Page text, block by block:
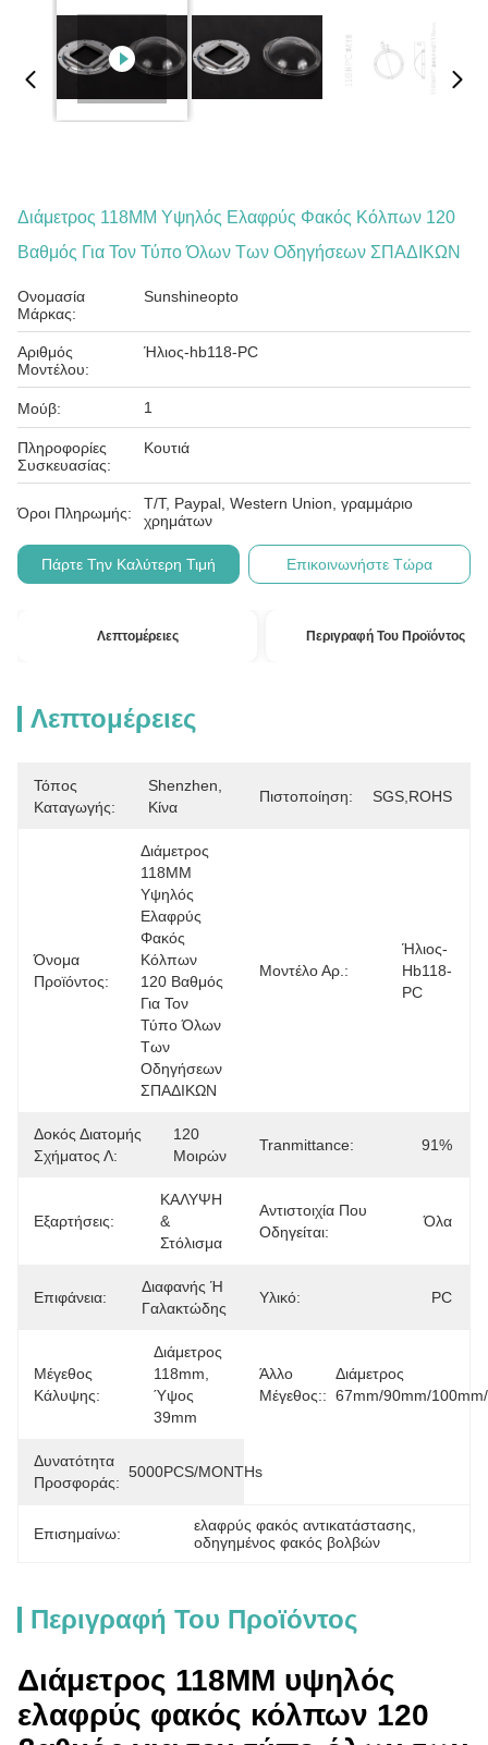
Διάμετρος 118MM Υψηλός Ελαφρύς Φακός Κόλπων 120
Βαθμός Για Τον Τύπο Όλων Των Οδηγήσεων ΣΠΑΔΙΚΩΝ
Ονομασία
Μάρκας:
Sunshineopto
Αριθμός
Μοντέλου:
Ήλιος-hb118-PC
Μούβ: 1
Πληροφορίες
Συσκευασίας:
Κουτιά
Όροι Πληρωμής:
T/T, Paypal, Western Union, γραμμάριο
χρημάτων
Πάρτε Την Καλύτερη Τιμή Επικοινωνήστε Τώρα
Λεπτομέρειες Περιγραφή Του Προϊόντος
Λεπτομέρειες
Τόπος
Καταγωγής:
Shenzhen,
Κίνα
Πιστοποίηση: SGS,ROHS
Όνομα
Προϊόντος:
Διάμετρος
118MM
Υψηλός
Ελαφρύς
Φακός
Κόλπων
120 Βαθμός
Για Τον
Τύπο Όλων
Των
Οδηγήσεων
ΣΠΑΔΙΚΩΝ
Μοντέλο Αρ.:
Ήλιος-
Hb118-
PC
Δοκός Διατομής
Σχήματος Λ:
120
Μοιρών
Tranmittance: 91%
Εξαρτήσεις:
ΚΑΛΥΨΗ
&
Στόλισμα
Αντιστοιχία Που
Οδηγείται:
Όλα
Επιφάνεια:
Διαφανής Ή
Γαλακτώδης
Υλικό: PC
Μέγεθος
Κάλυψης:
Διάμετρος
118mm,
Ύψος
39mm
Άλλο
Μέγεθος::
Διάμετρος
67mm/90mm/
Δυνατότητα
Προσφοράς:
5000PCS/MONTHs
Επισημαίνω: ελαφρύς φακός αντικατάστασης
οδηγημένος φακός βολβών
Περιγραφή Του Προϊόντος
Διάμετρος 118MM υψηλός
ελαφρύς φακός κόλπων 120